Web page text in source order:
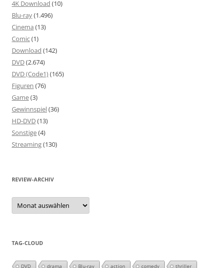
4K Download (10)
Blu-ray(1.496)
Cinema (13)
Comic(1)
Download (142)
DVD(2.674)
DVD (Code1)(165)
Figuren (76)
Game(3)
Gewinnspiel(36)
HD-DVD(13)
Sonstige(4)
Streaming(130)
REVIEW-ARCHIV
Review-
Archiv
TAG-CLOUD
DVD drama Blu-ray action comedy thriller